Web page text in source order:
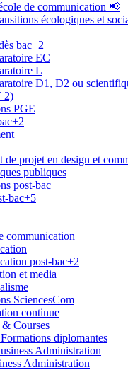
de communication 📢
écologiques et
bac+2
EC
L
D1, D2 ou
2)
PGE
de projet en design et
publiques
post-bac
bac+5
communication
post-bac+2
et media
SciencesCom
continue
Courses
diplomantes
Administration
Administration